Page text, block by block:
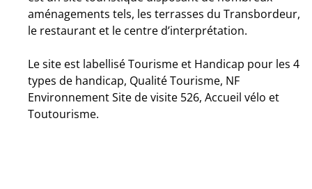
aménagements tels, les terrasses du Transbordeur,
le restaurant et le centre d’interprétation.
Le site est labellisé Tourisme et Handicap pour les 4
types de handicap, Qualité Tourisme, NF
Environnement Site de visite 526, Accueil vélo et
Toutourisme.